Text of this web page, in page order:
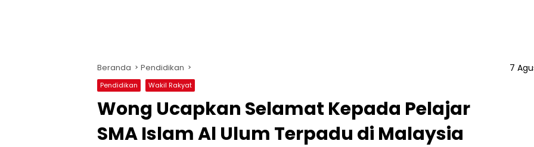
Beranda Pendidikan
Pendidikan Wakil Rakyat
Wong Ucapkan Selamat Kepada Pelajar
SMA Islam Al Ulum Terpadu di Malaysia
7